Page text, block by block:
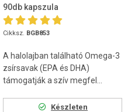
90db kapszula
Cikksz. BGB853
A halolajban található Omega-3
zsírsavak (EPA és DHA)
támogatják a szív megfel...
Készleten